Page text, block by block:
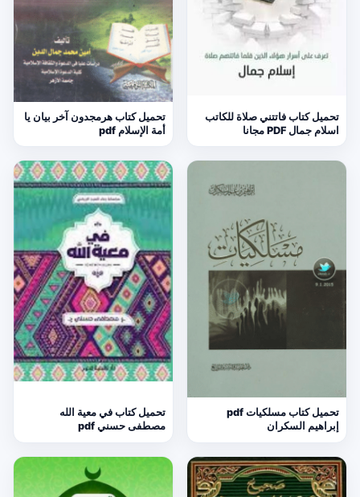
تحميل كتاب فاتتني صلاة للكاتب
اسلام جمال PDF مجانا
تحميل كتاب هرمجدون آخر بيان يا
أمة الإسلام pdf
تحميل كتاب مسلكيات pdf
إبراهيم السكران
تحميل كتاب في معية الله
مصطفى حسني pdf